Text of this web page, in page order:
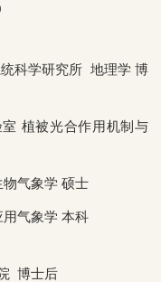
科学研究所 地理学 博
植被光合作用机制与
气象学 硕士
气象学 本科
博士后